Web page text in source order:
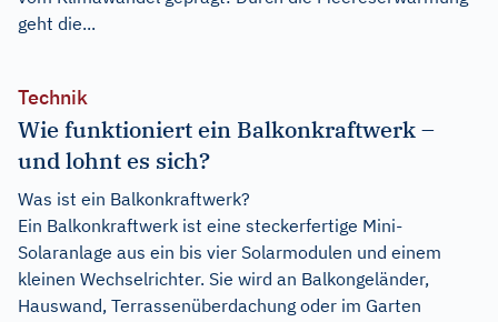
geht die...
Technik
Wie funktioniert ein Balkonkraftwerk –
und lohnt es sich?
Was ist ein Balkonkraftwerk?
Ein Balkonkraftwerk ist eine steckerfertige Mini-
Solaranlage aus ein bis vier Solarmodulen und einem
kleinen Wechselrichter. Sie wird an Balkongeländer,
Hauswand, Terrassenüberdachung oder im Garten